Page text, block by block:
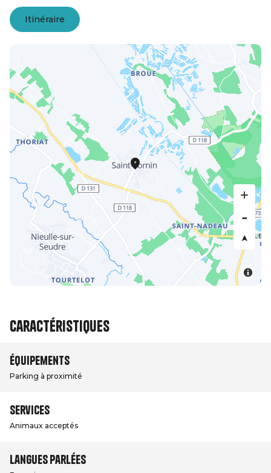
Itinéraire
Caractéristiques
Équipements
Parking à proximité
Services
Animaux acceptés
Langues parlées